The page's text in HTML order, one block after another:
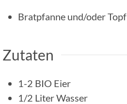
Bratpfanne und/oder Topf
Zutaten
1-2 BIO Eier
1/2 LiterWasser